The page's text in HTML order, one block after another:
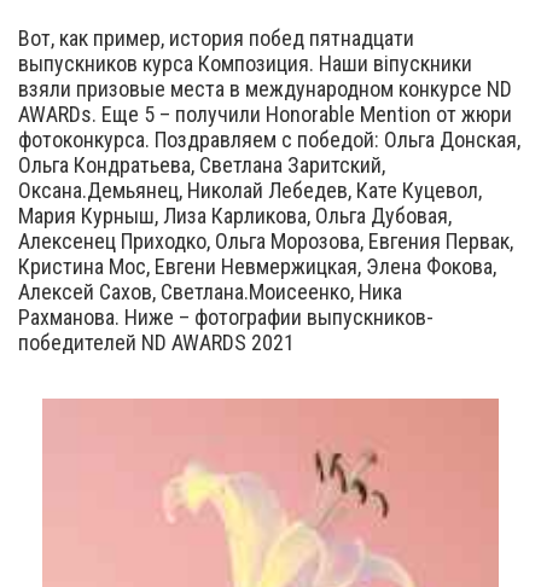
Вот, как пример, история побед пятнадцати
выпускников курса Композиция. Наши віпускники
взяли призовые места в международном конкурсе ND
AWARDs. Еще 5 – получили Honorable Mention от жюри
фотоконкурса. Поздравляем с победой: Ольга Донская,
Ольга Кондратьева, Светлана Заритский,
Оксана.Демьянец, Николай Лебедев, Кате Куцевол,
Мария Курныш, Лиза Карликова, Ольга Дубовая,
Алексенец Приходко, Ольга Морозова, Евгения Первак,
Кристина Мос, Евгени Невмержицкая, Элена Фокова,
Алексей Сахов, Светлана.Моисеенко, Ника
Рахманова. Ниже – фотографии выпускников-
победителей ND AWARDS 2021